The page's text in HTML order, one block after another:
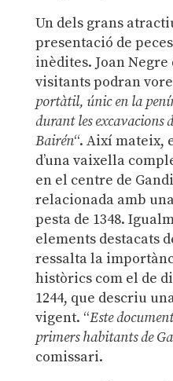
Un dels grans
presentació de
inèdites. Joan Negre
visitants podran vore
portàtil, únic en la
durant les excavacions
Bairén“. Així mateix,
d’una vaixella
en el centre de
relacionada amb
pesta de 1348.
elements destacats
ressalta la
històrics com el de
1244, que descriu
vigent. “Este
primers habitants de
comissari.